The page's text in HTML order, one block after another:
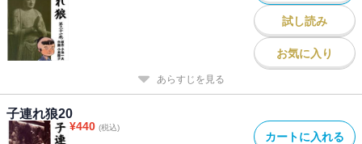
試し読み
お気に入り
あらすじを見る
子連れ狼20
¥440 (税込)
カートに入れる